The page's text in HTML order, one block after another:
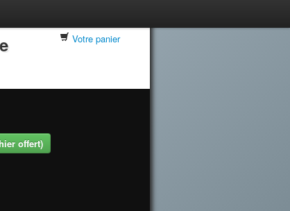
Votre panier
offert)